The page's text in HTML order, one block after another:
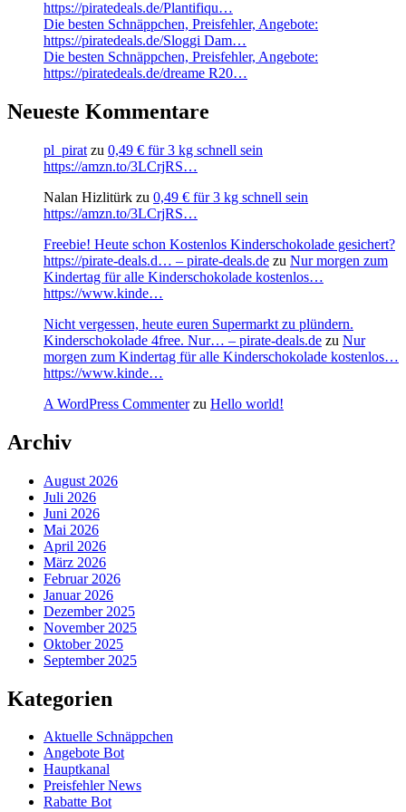
https://piratedeals.de/Plantifiqu…
Die besten Schnäppchen, Preisfehler, Angebote:
https://piratedeals.de/Sloggi Dam…
Die besten Schnäppchen, Preisfehler, Angebote:
https://piratedeals.de/dreame R20…
Neueste Kommentare
pl_pirat zu 0,49 € für 3 kg schnell sein
https://amzn.to/3LCrjRS…
Nalan Hizlitürk zu 0,49 € für 3 kg schnell sein
https://amzn.to/3LCrjRS…
Freebie! Heute schon Kostenlos Kinderschokolade gesichert?
https://pirate-deals.d… – pirate-deals.de zu Nur morgen zum
Kindertag für alle Kinderschokolade kostenlos…
https://www.kinde…
Nicht vergessen, heute euren Supermarkt zu plündern.
Kinderschokolade 4free. Nur… – pirate-deals.de zu Nur
morgen zum Kindertag für alle Kinderschokolade kostenlos…
https://www.kinde…
A WordPress Commenterzu Hello world!
Archiv
August 2026
Juli 2026
Juni 2026
Mai 2026
April 2026
März 2026
Februar 2026
Januar 2026
Dezember 2025
November 2025
Oktober 2025
September 2025
Kategorien
Aktuelle Schnäppchen
Angebote Bot
Hauptkanal
Preisfehler News
Rabatte Bot